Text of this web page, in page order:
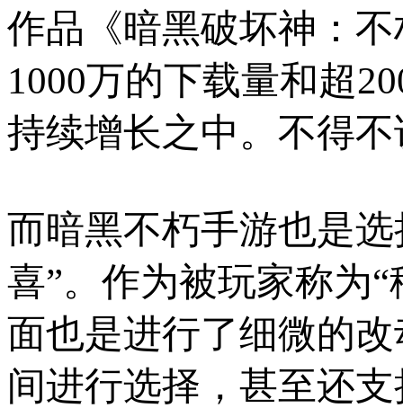
作品《暗黑破坏神：
1000万的下载量和超
持续增长之中。不得
而暗黑不朽手游也是
喜”。作为被玩家称为
面也是进行了细微的
间进行选择，甚至还